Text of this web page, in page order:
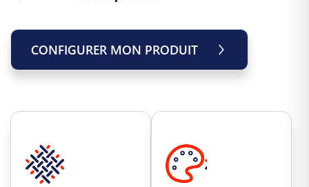
CONFIGURER MON PRODUIT